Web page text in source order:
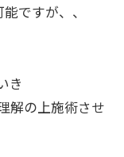
ですが、、
き
解の上施術させ